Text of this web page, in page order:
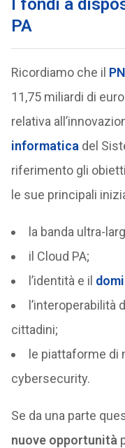
I fondi a
PA
Ricordiamo che il
11,75 miliardi di
relativa
informatica del
riferimento gli
le sue principali
la banda ultra-
il Cloud PA;
l’identità e il
l’interoperabilità
cittadini;
le piattaforme di
cybersecurity.
Se da una parte
nuove opportunità